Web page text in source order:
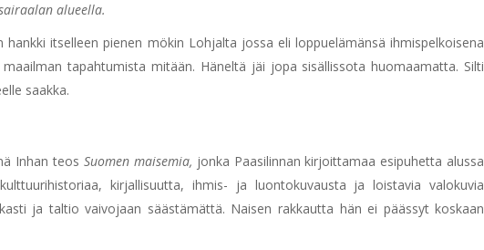
alueella.
itselleen pienen mökin Lohjalta jossa eli loppuelämänsä ihmispelkoisena
tapahtumista mitään. Häneltä jäi jopa sisällissota huomaamatta. Silti
saakka.
Inhan teos Suomen maisemia, jonka Paasilinnan kirjoittamaa esipuhetta alussa
kirjallisuutta, ihmis- ja luontokuvausta ja loistavia valokuvia
ja taltio vaivojaan säästämättä. Naisen rakkautta hän ei päässyt koskaan